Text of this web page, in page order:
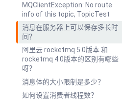
MQClientException: No route
info of this topic, TopicTest
消息在服务器上可以保存多长时
间？
阿里云 rocketmq 5.0版本 和
rocketmq 4.0版本的区别有哪些
呀？
消息体的大小限制是多少？
如何设置消费者线程数？